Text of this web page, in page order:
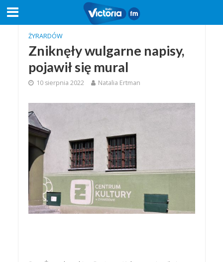
ŻYRARDÓW
Zniknęły wulgarne napisy,
pojawił się mural
10 sierpnia 2022 Natalia Ertman